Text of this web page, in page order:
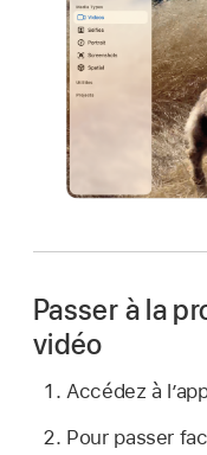
Passer à la
vidéo
Accédez à
Pour passer